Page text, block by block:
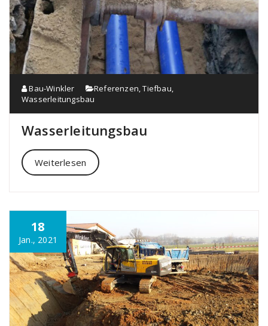
Bau-Winkler Referenzen,Tiefbau,
Wasserleitungsbau
Wasserleitungsbau
Weiterlesen
18
Jan., 2021